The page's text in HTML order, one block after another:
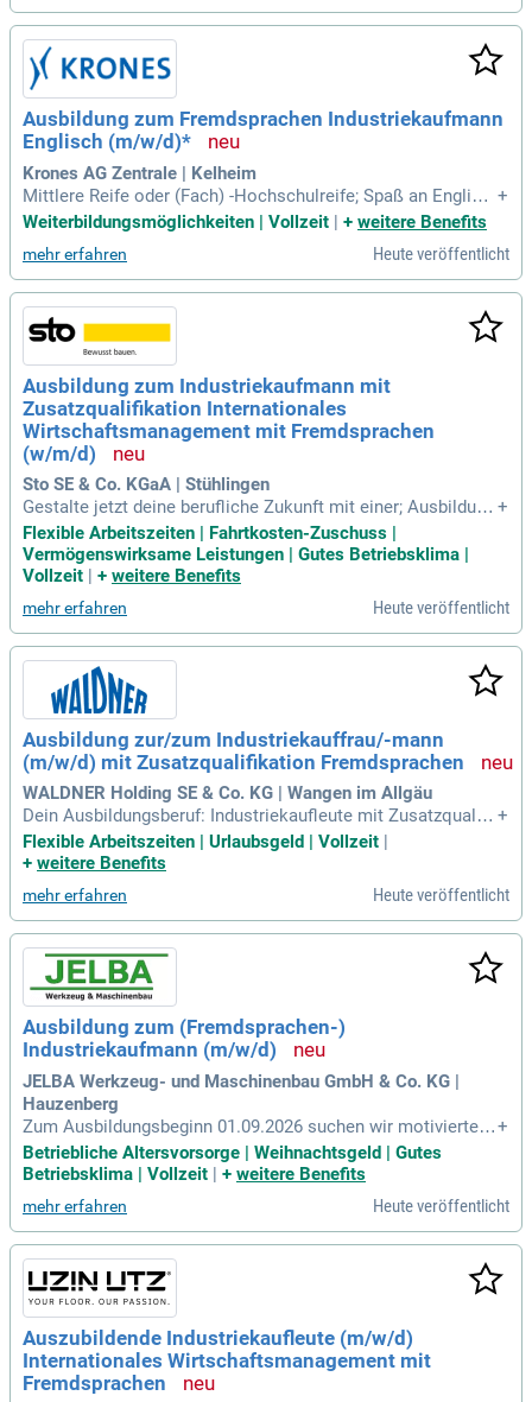
Ausbildung zum Fremdsprachen Industriekaufmann
Englisch (m/w/d)*
Krones AG Zentrale | Kelheim
Mittlere Reife oder (Fach) -Hochschulreife; Spaß an Englisc
h; Prüfung zum Industriekaufmann.
+
Weiterbildungsmöglichkeiten | Vollzeit | + weitere Benefits
mehr erfahren Heute veröffentlicht
Ausbildung zum Industriekaufmann mit
Zusatzqualifikation Internationales
Wirtschaftsmanagement mit Fremdsprachen
(w/m/d)
Sto SE & Co. KGaA | Stühlingen
Gestalte jetzt deine berufliche Zukunft mit einer; Ausbildung
zum Industriekaufmann mit Zusatzqualifikation Internationa
les Wirtschaftsmanagement mit Fremdsprachen (w/m/d): A
usbildungsstart: 01.09.2027 an unserem Standort Stühlingen
+
Flexible Arbeitszeiten | Fahrtkosten-Zuschuss |
Vermögenswirksame Leistungen | Gutes Betriebsklima |
Vollzeit | + weitere Benefits
mehr erfahren Heute veröffentlicht
Ausbildung zur/zum Industriekauffrau/-mann
(m/w/d) mit Zusatzqualifikation Fremdsprachen
WALDNER Holding SE & Co. KG | Wangen im Allgäu
Dein Ausbildungsberuf: Industriekaufleute mit Zusatzqualifi
kation Fremdsprachen befassen sich in Unternehmen aller
Branchen mit grenzüberschreitenden kaufmännischen und b
schaft, Vertrieb und Marketing
+
Flexible Arbeitszeiten | Urlaubsgeld | Vollzeit
+ weitere Benefits
mehr erfahren Heute veröffentlicht
Ausbildung zum (Fremdsprachen-)
Industriekaufmann (m/w/d)
JELBA Werkzeug- und Maschinenbau GmbH & Co. KG |
Hauzenberg
Zum Ausbildungsbeginn 01.09.2026 suchen wir motivierte u
nd zuverlässige: Auszubildende zum (Fremdsprachen-) Indu
striekaufmann (m/w/d): Deine Tätigkeiten: Ermitteln des Be
ieren von Materialien,
+
Betriebliche Altersvorsorge | Weihnachtsgeld | Gutes
Betriebsklima | Vollzeit | + weitere Benefits
mehr erfahren Heute veröffentlicht
Auszubildende Industriekaufleute (m/w/d)
Internationales Wirtschaftsmanagement mit
Fremdsprachen